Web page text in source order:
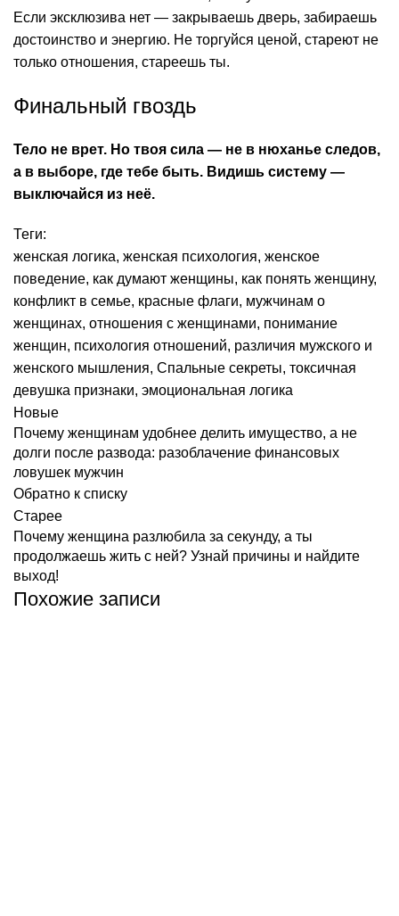
Если эксклюзива нет — закрываешь дверь, забираешь
достоинство и энергию. Не торгуйся ценой, стареют не
только отношения, стареешь ты.
Финальный гвоздь
Тело не врет. Но твоя сила — не в нюханье следов,
а в выборе, где тебе быть. Видишь систему —
выключайся из неё.
Теги:
женская логика, женская психология, женское
поведение, как думают женщины, как понять женщину,
конфликт в семье, красные флаги, мужчинам о
женщинах, отношения с женщинами, понимание
женщин, психология отношений, различия мужского и
женского мышления, Спальные секреты, токсичная
девушка признаки, эмоциональная логика
Новые
Почему женщинам удобнее делить имущество, а не
долги после развода: разоблачение финансовых
ловушек мужчин
Обратно к списку
Старее
Почему женщина разлюбила за секунду, а ты
продолжаешь жить с ней? Узнай причины и найдите
выход!
Похожие записи